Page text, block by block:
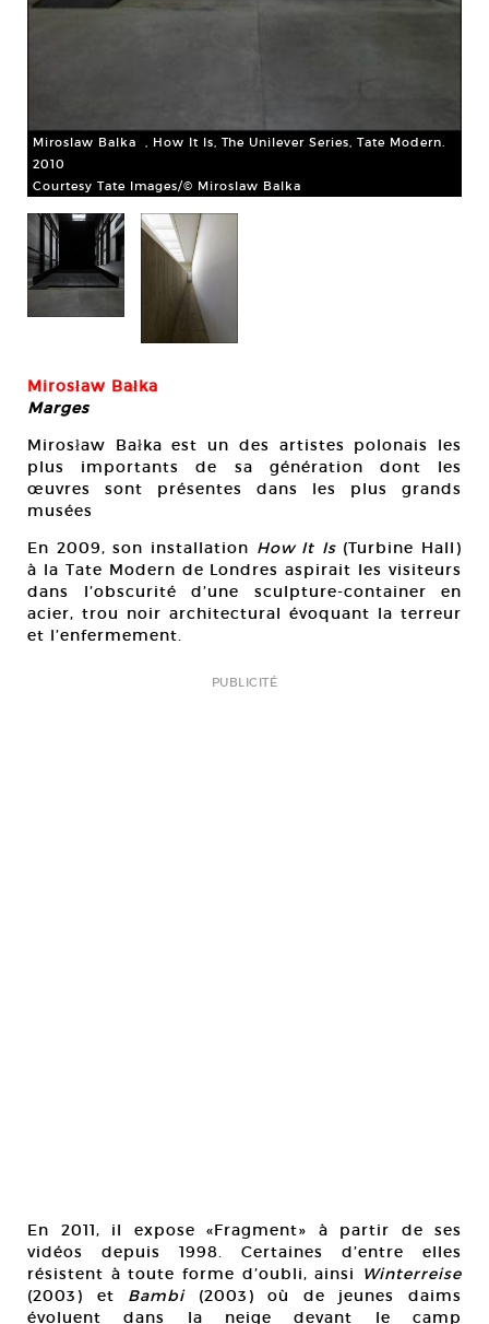
Miroslaw Balka , How It Is, The Unilever Series, Tate Modern.
2010
Courtesy Tate Images/© Miroslaw Balka
Mirosław Bałka
Marges
Mirosław Bałka est un des artistes polonais les
plus importants de sa génération dont les
œuvres sont présentes dans les plus grands
musées
En 2009, son installation How It Is (Turbine Hall)
à la Tate Modern de Londres aspirait les visiteurs
dans l’obscurité d’une sculpture-container en
acier, trou noir architectural évoquant la terreur
et l’enfermement.
PUBLICITÉ
En 2011, il expose «Fragment» à partir de ses
vidéos depuis 1998. Certaines d’entre elles
résistent à toute forme d’oubli, ainsi
Winterreise
(2003) et Bambi (2003) où de jeunes daims
évoluent dans la neige devant le camp